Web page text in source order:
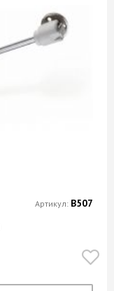
Артикул: В507